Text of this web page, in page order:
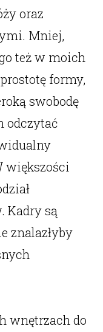
oraz
Mniej,
też w moich
formy,
swobodę
odczytać
większości
Kadry są
znalazłyby
wnętrzach do